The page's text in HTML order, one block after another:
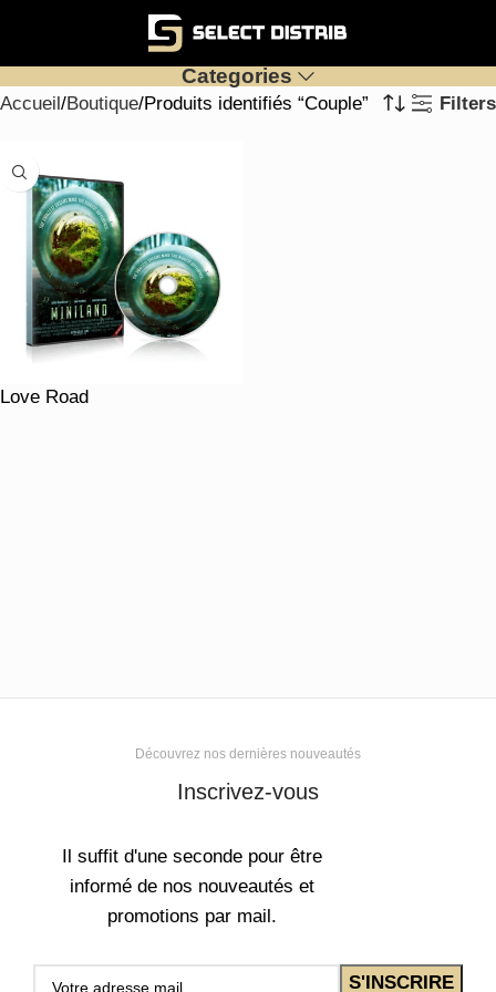
Categories
Accueil Boutique Produits identifiés “Couple” Filters
Love Road
Découvrez nos dernières nouveautés
Inscrivez-vous
Il suffit d'une seconde pour être
informé de nos nouveautés et
promotions par mail.